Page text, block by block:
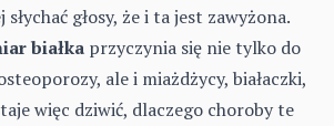
głosy, że i ta jest zawyżona.
białka przyczynia się nie tylko do
ale i miażdżycy, białaczki,
więc dziwić, dlaczego choroby te